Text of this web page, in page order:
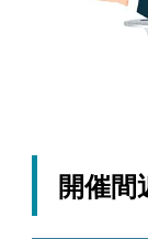
開催